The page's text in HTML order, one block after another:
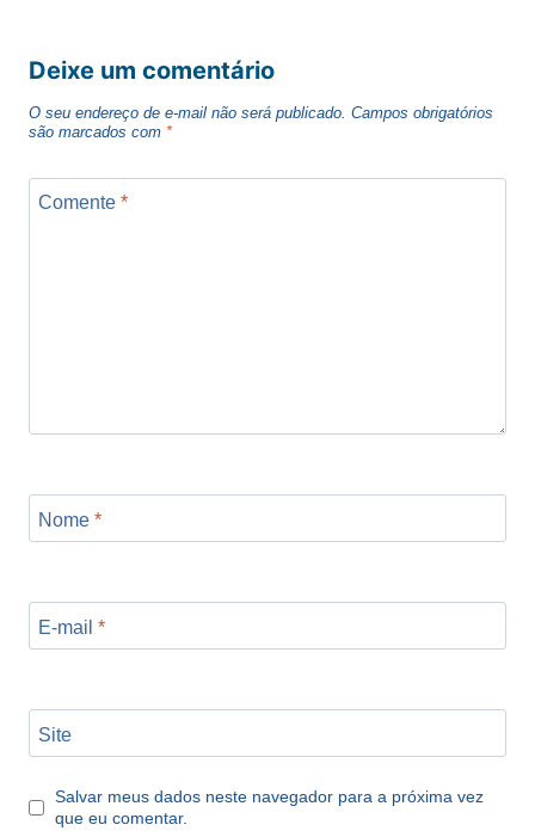
Deixe um comentário
O seu endereço de e-mail não será publicado. Campos obrigatórios
são marcados com *
Comente *
Nome *
E-mail *
Site
Salvar meus dados neste navegador para a próxima vez
que eu comentar.